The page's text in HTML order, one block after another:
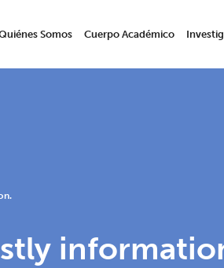
Somos Cuerpo Académico